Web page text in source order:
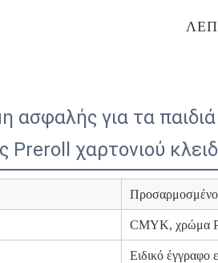
για τα
Preroll χαρτονιού
CMYK, χρώμα
Ειδικό έγγραφο